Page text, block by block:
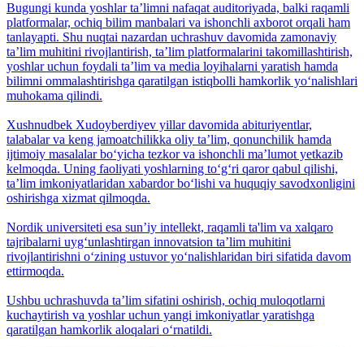
Bugungi kunda yoshlar taʼlimni nafaqat auditoriyada, balki raqamli
platformalar, ochiq bilim manbalari va ishonchli axborot orqali ham
tanlayapti. Shu nuqtai nazardan uchrashuv davomida zamonaviy
taʼlim muhitini rivojlantirish, taʼlim platformalarini takomillashtirish,
yoshlar uchun foydali taʼlim va media loyihalarni yaratish hamda
bilimni ommalashtirishga qaratilgan istiqbolli hamkorlik yo‘nalishlari
muhokama qilindi.
Xushnudbek Xudoyberdiyev yillar davomida abituriyentlar,
talabalar va keng jamoatchilikka oliy taʼlim, qonunchilik hamda
ijtimoiy masalalar bo‘yicha tezkor va ishonchli maʼlumot yetkazib
kelmoqda. Uning faoliyati yoshlarning to‘g‘ri qaror qabul qilishi,
taʼlim imkoniyatlaridan xabardor bo‘lishi va huquqiy savodxonligini
oshirishga xizmat qilmoqda.
Nordik universiteti esa sunʼiy intellekt, raqamli ta'lim va xalqaro
tajribalarni uyg‘unlashtirgan innovatsion taʼlim muhitini
rivojlantirishni o‘zining ustuvor yo‘nalishlaridan biri sifatida davom
ettirmoqda.
Ushbu uchrashuvda taʼlim sifatini oshirish, ochiq muloqotlarni
kuchaytirish va yoshlar uchun yangi imkoniyatlar yaratishga
qaratilgan hamkorlik aloqalari o‘rnatildi.